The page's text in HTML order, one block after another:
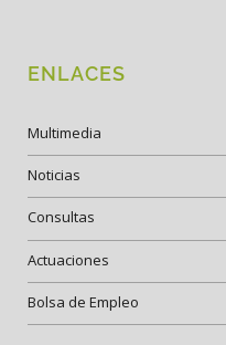
ENLACES
Multimedia
Noticias
Consultas
Actuaciones
Bolsa de Empleo